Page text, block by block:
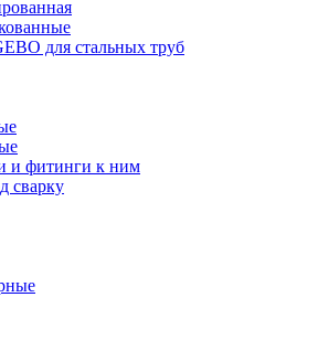
для стальных труб
и фитинги к ним
сварку